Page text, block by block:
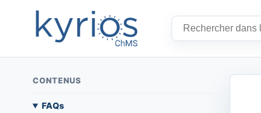
CONTENUS
FAQs